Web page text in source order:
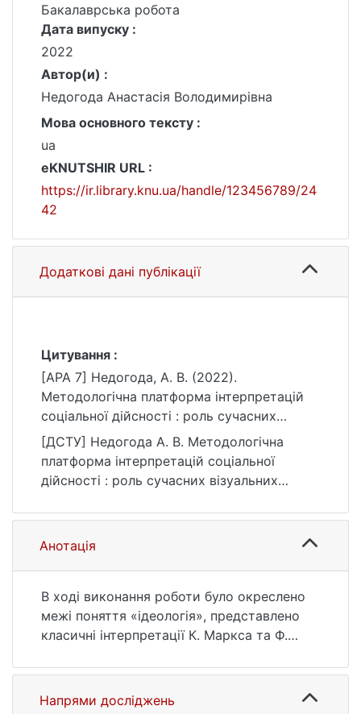
Бакалаврська робота
Дата випуску :
2022
Автор(и) :
Недогода Анастасія Володимирівна
Мова основного тексту :
ua
eKNUTSHIR URL :
https://ir.library.knu.ua/handle/123456789/24
42
Додаткові дані публікації
Цитування :
[APA 7] Недогода, А. В. (2022).
Методологічна платформа інтерпретацій
соціальної дійсності : роль сучасних
візуальних мистецтв [Бакалаврська
робота, Київський національний
університет імені Тараса Шевченка].
eKNUTSHIR.
https://ir.library.knu.ua/handle/123456789/24
[ДСТУ] Недогода А. В. Методологічна
платформа інтерпретацій соціальної
дійсності : роль сучасних візуальних
бакалавра : 03 Гуманітарні науки. Київ,
2022. 56 с. URL:
https://ir.library.knu.ua/handle/123456789/24
Анотація
В ході виконання роботи було окреслено
межі поняття «ідеологія», представлено
класичні інтерпретації К. Маркса та Ф.
визначено основні властивості ідеології та
її політичні функції; Було розглянуто
Напрями досліджень